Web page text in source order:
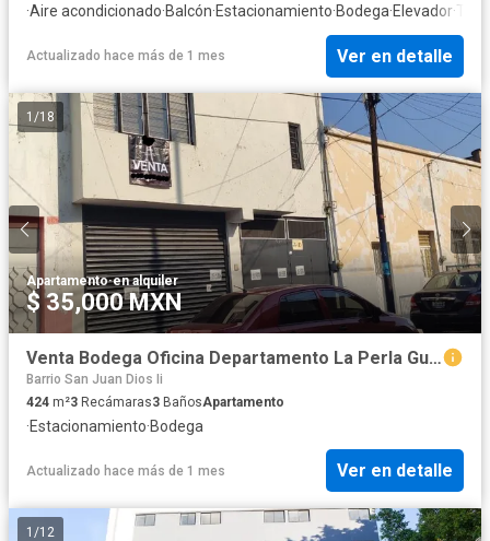
·Aire acondicionado·Balcón·Estacionamiento·Bodega·Elevador·
Actualizado hace más de 1 mes Ver en detalle
1 /18
Apartamento·en alquiler
$ 35,000 MXN
Venta Bodega Oficina Departamento La Perla Guadalajara
Barrio San Juan Dios Ii
424 m²3 Recámaras3 BañosApartamento
·Estacionamiento·Bodega
Actualizado hace más de 1 mes Ver en detalle
1 /12